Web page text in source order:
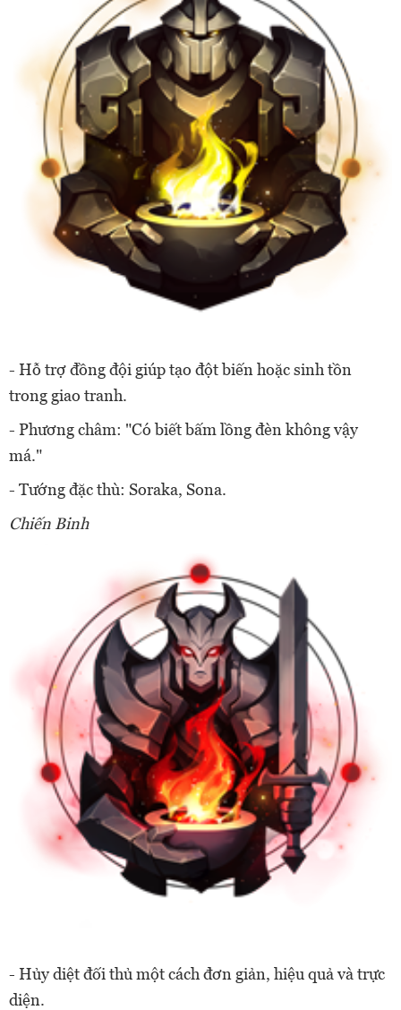
- Hỗ trợ đồng đội giúp tạo đột biến hoặc sinh tồn
trong giao tranh.
- Phương châm: "Có biết bấm lồng đèn không vậy
má."
- Tướng đặc thù: Soraka, Sona.
Chiến Binh
- Hủy diệt đối thủ một cách đơn giản, hiệu quả và trực
diện.